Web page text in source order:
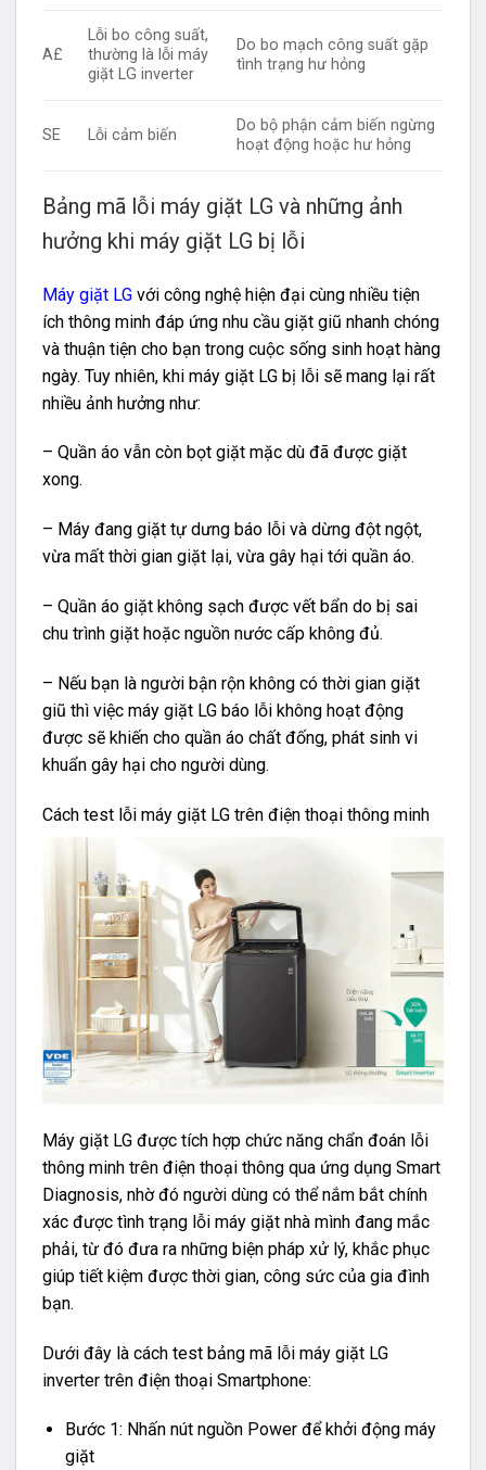
A£
Lỗi bo công suất,
thường là lỗi máy
giặt LG inverter
Do bo mạch công suất gặp
tình trạng hư hỏng
SE Lỗi cảm biến
Do bộ phận cảm biến ngừng
hoạt động hoặc hư hỏng
Bảng mã lỗi máy giặt LG và những ảnh
hưởng khi máy giặt LG bị lỗi
Máy giặt LG với công nghệ hiện đại cùng nhiều tiện
ích thông minh đáp ứng nhu cầu giặt giũ nhanh chóng
và thuận tiện cho bạn trong cuộc sống sinh hoạt hàng
ngày. Tuy nhiên, khi máy giặt LG bị lỗi sẽ mang lại rất
nhiều ảnh hưởng như:
– Quần áo vẫn còn bọt giặt mặc dù đã được giặt
xong.
– Máy đang giặt tự dưng báo lỗi và dừng đột ngột,
vừa mất thời gian giặt lại, vừa gây hại tới quần áo.
– Quần áo giặt không sạch được vết bẩn do bị sai
chu trình giặt hoặc nguồn nước cấp không đủ.
– Nếu bạn là người bận rộn không có thời gian giặt
giũ thì việc máy giặt LG báo lỗi không hoạt động
được sẽ khiến cho quần áo chất đống, phát sinh vi
khuẩn gây hại cho người dùng.
Cách test lỗi máy giặt LG trên điện thoại thông minh
Máy giặt LG được tích hợp chức năng chẩn đoán lỗi
thông minh trên điện thoại thông qua ứng dụng Smart
Diagnosis, nhờ đó người dùng có thể nắm bắt chính
xác được tình trạng lỗi máy giặt nhà mình đang mắc
phải, từ đó đưa ra những biện pháp xử lý, khắc phục
giúp tiết kiệm được thời gian, công sức của gia đình
bạn.
Dưới đây là cách test bảng mã lỗi máy giặt LG
inverter trên điện thoại Smartphone:
Bước 1: Nhấn nút nguồn Power để khởi động máy
giặt